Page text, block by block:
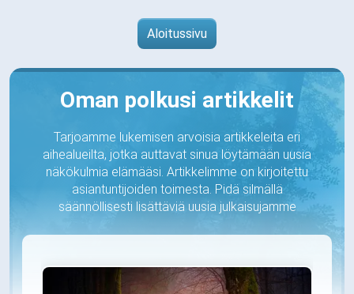
Aloitussivu
Oman polkusi artikkelit
Tarjoamme lukemisen arvoisia artikkeleita eri
aihealueilta, jotka auttavat sinua löytämään uusia
näkökulmia elämääsi. Artikkelimme on kirjoitettu
asiantuntijoiden toimesta. Pidä silmällä
säännöllisesti lisättäviä uusia julkaisujamme